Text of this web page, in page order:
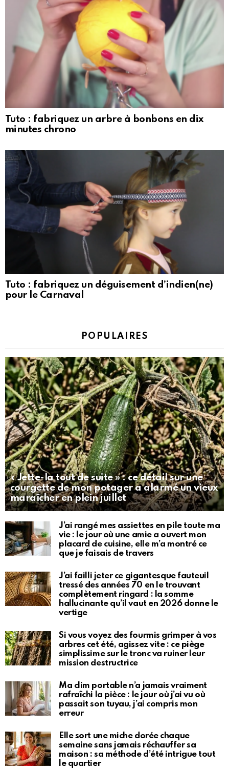
Tuto : fabriquez un arbre à bonbons en dix
minutes chrono
Tuto : fabriquez un déguisement d’indien(ne)
pour le Carnaval
POPULAIRES
« Jette-la tout de suite » : ce détail sur une
courgette de mon potager a alarmé un vieux
maraîcher en plein juillet
J’ai rangé mes assiettes en pile toute ma
vie : le jour où une amie a ouvert mon
placard de cuisine, elle m’a montré ce
que je faisais de travers
J’ai failli jeter ce gigantesque fauteuil
tressé des années 70 en le trouvant
complètement ringard : la somme
hallucinante qu’il vaut en 2026 donne le
vertige
Si vous voyez des fourmis grimper à vos
arbres cet été, agissez vite : ce piège
simplissime sur le tronc va ruiner leur
mission destructrice
Ma clim portable n’a jamais vraiment
rafraîchi la pièce : le jour où j’ai vu où
passait son tuyau, j’ai compris mon
erreur
Elle sort une miche dorée chaque
semaine sans jamais réchauffer sa
maison : sa méthode d’été intrigue tout
le quartier